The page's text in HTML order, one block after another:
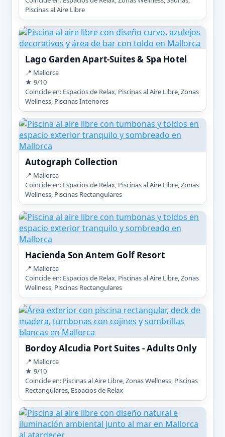
Piscinas al Aire Libre
Lago Garden Apart-Suites & Spa Hotel
📍 Mallorca
★ 9/10
Coincide en: Espacios de Relax, Piscinas al Aire Libre, Zonas
Wellness, Piscinas Interiores
Autograph Collection
📍 Mallorca
Coincide en: Espacios de Relax, Piscinas al Aire Libre, Zonas
Wellness, Piscinas Rectangulares
Hacienda Son Antem Golf Resort
📍 Mallorca
Coincide en: Espacios de Relax, Piscinas al Aire Libre, Zonas
Wellness, Piscinas Rectangulares
Bordoy Alcudia Port Suites - Adults Only
📍 Mallorca
★ 9/10
Coincide en: Piscinas al Aire Libre, Zonas Wellness, Piscinas
Rectangulares, Espacios de Relax